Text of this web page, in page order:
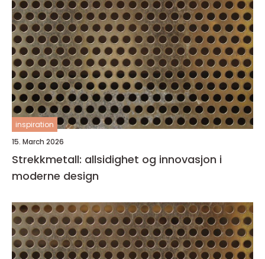
inspiration
15. March 2026
Strekkmetall: allsidighet og innovasjon i
moderne design